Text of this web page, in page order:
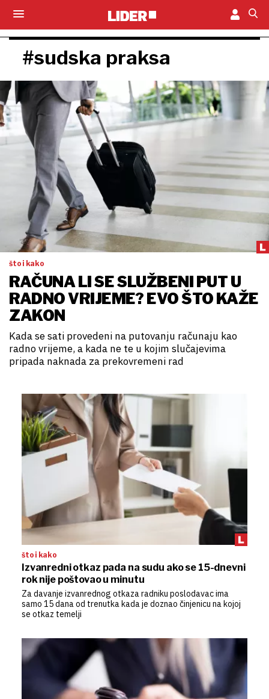
#sudska praksa
što i kako
RAČUNA LI SE SLUŽBENI PUT U
RADNO VRIJEME? EVO ŠTO KAŽE
ZAKON
Kada se sati provedeni na putovanju računaju kao
radno vrijeme, a kada ne te u kojim slučajevima
pripada naknada za prekovremeni rad
što i kako
Izvanredni otkaz pada na sudu ako se 15-dnevni
rok nije poštovao u minutu
Za davanje izvanrednog otkaza radniku poslodavac ima
samo 15 dana od trenutka kada je doznao činjenicu na kojoj
se otkaz temelji